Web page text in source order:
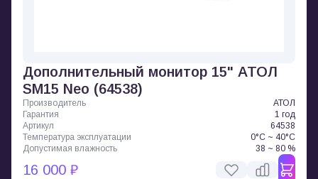
Дополнительный монитор 15" АТОЛ
SM15 Neo (64538)
Производитель
АТОЛ
Гарантия
1 год
Артикул
64538
Температура эксплуатации
0°C ~ 40°C
Допустимая влажность
38 ~ 80 %
16 000 ₽